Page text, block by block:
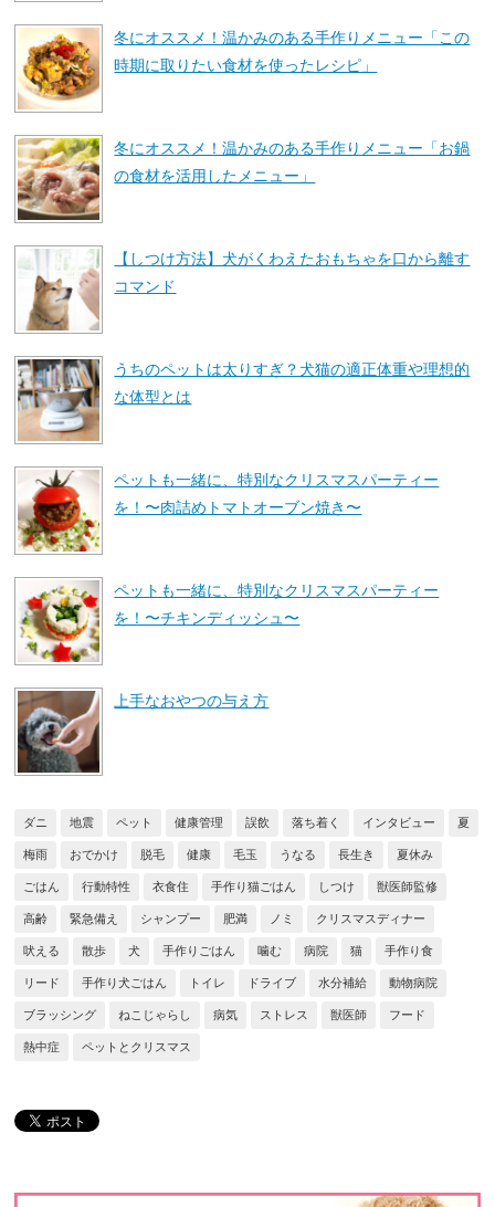
冬にオススメ！温かみのある手作りメニュー「この
時期に取りたい食材を使ったレシピ」
冬にオススメ！温かみのある手作りメニュー「お鍋
の食材を活用したメニュー」
【しつけ方法】犬がくわえたおもちゃを口から離す
コマンド
うちのペットは太りすぎ？犬猫の適正体重や理想的
な体型とは
ペットも一緒に、特別なクリスマスパーティー
を！〜肉詰めトマトオーブン焼き〜
ペットも一緒に、特別なクリスマスパーティー
を！〜チキンディッシュ〜
上手なおやつの与え方
ダニ 地震 ペット 健康管理 誤飲 落ち着く インタビュー 夏
梅雨 おでかけ 脱毛 健康 毛玉 うなる 長生き 夏休み
ごはん 行動特性 衣食住 手作り猫ごはん しつけ 獣医師監修
高齢 緊急備え シャンプー 肥満 ノミ クリスマスディナー
吠える 散歩 犬 手作りごはん 噛む 病院 猫 手作り食
リード 手作り犬ごはん トイレ ドライブ 水分補給 動物病院
ブラッシング ねこじゃらし 病気 ストレス 獣医師 フード
熱中症 ペットとクリスマス